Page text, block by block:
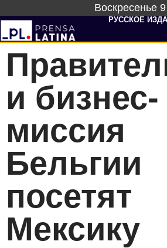
Воскресенье
РУССКОЕ
и бизнес-
миссия
Бельгии
посетят
Мексику